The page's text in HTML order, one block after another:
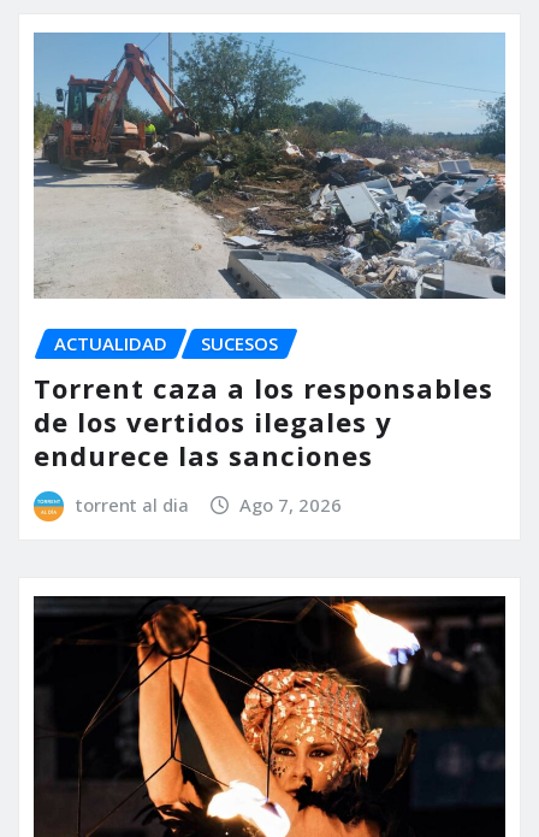
ACTUALIDAD SUCESOS
Torrent caza a los responsables
de los vertidos ilegales y
endurece las sanciones
torrent al dia Ago 7, 2026